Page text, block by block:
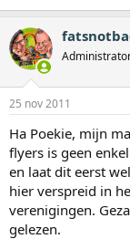
25 nov 2011
Ha Poekie, mijn
flyers is geen
en laat dit eerst
hier verspreid in
verenigingen.
gelezen.